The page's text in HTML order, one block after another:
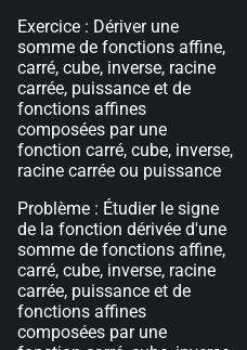
Exercice : Dériver une
somme de fonctions affine,
carré, cube, inverse, racine
carrée, puissance et de
fonctions affines
composées par une
fonction carré, cube, inverse,
racine carrée ou puissance
Problème : Étudier le signe
de la fonction dérivée d'une
somme de fonctions affine,
carré, cube, inverse, racine
carrée, puissance et de
fonctions affines
composées par une